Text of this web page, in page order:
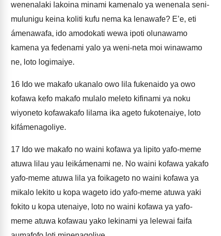
wenenalaki lakoina minami kamenalo ya wenenala seni-
mulunigu keina koliti kufu nema ka lenawafe? E’e, eti
ámenawafa, ido amodokati wewa ipoti olunawamo
kamena ya fedenami yalo ya weni-neta moi winawamo
ne, loto logimaiye.
16 Ido we makafo ukanalo owo lila fukenaido ya owo
kofawa kefo makafo mulalo meleto kifinami ya noku
wiyoneto kofawakafo lilama ika ageto fukotenaiye, loto
kifámenagoliye.
17 Ido we makafo no waini kofawa ya lipito yafo-meme
atuwa lilau yau leikámenami ne. No waini kofawa yakafo
yafo-meme atuwa lila ya foikageto no waini kofawa ya
mikalo lekito u kopa wageto ido yafo-meme atuwa yaki
fokito u kopa utenaiye, loto no waini kofawa ya yafo-
meme atuwa kofawau yako lekinami ya lelewai faifa